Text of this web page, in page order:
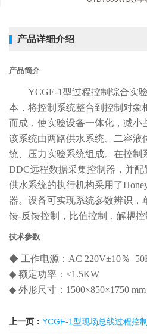
产品详细介绍
产品简介
YCGE-1型过程控制综合实
本，将控制系统整合到控制对象
而成，使实验设备一体化，减小
该系统由两路供水系统、二容液
统、压力实验系统组成。在控制
DDC远程数据采集控制器，并
供水系统的执行机构采用了
器。设备可实现系统参数辨识，
馈-反馈控制，比值控制，解耦控
技术参数
◆ 工作电源：AC 220V±10％
◆ 额定功率： <1.5KW
◆ 外形尺寸： 1500×850×1750 mm
上一页： YCGF-1型现场总线过程控